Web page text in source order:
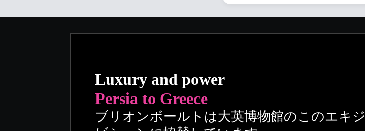
Luxury and power
Persia to Greece
ブリオンボールトは大英博物館のこのエキジ